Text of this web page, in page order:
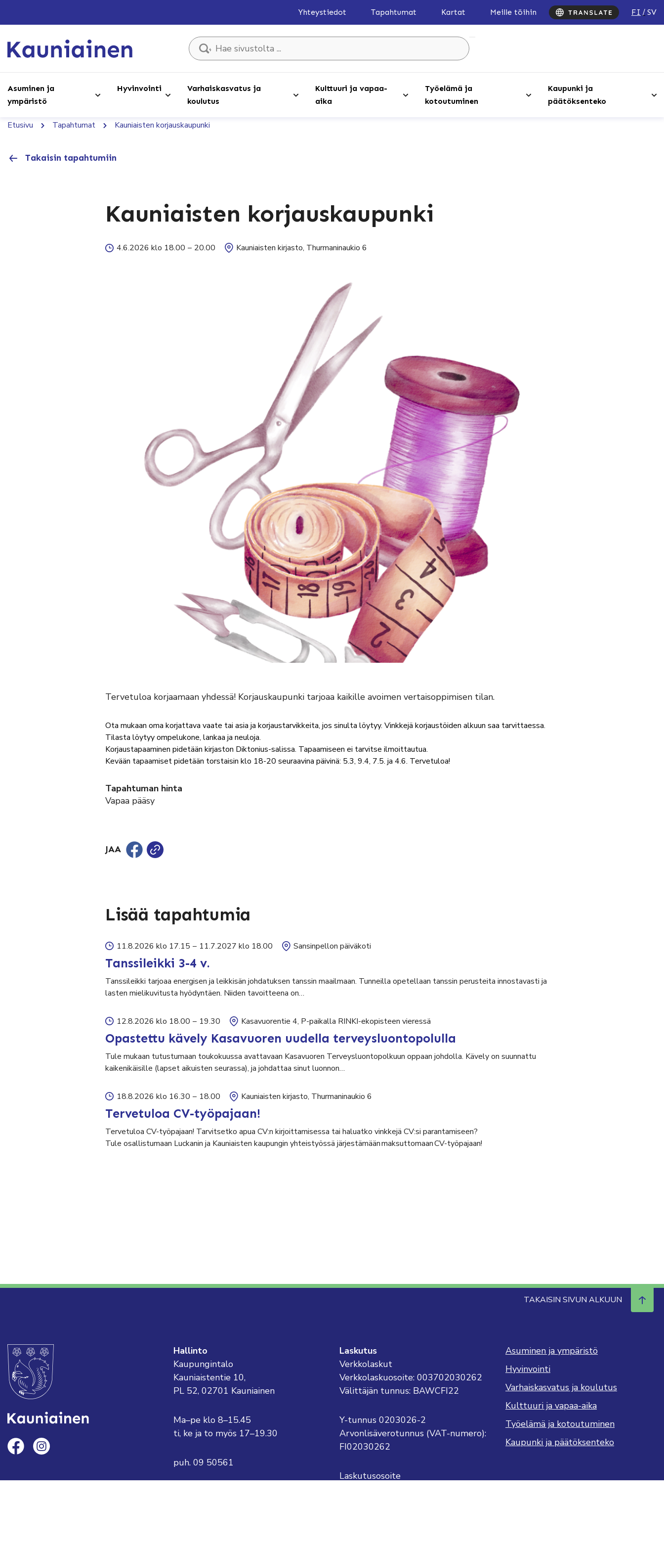
Yhteystiedot Tapahtumat Kartat Meille töihin FI SV
Hae sivustolta ...
Asuminen ja
ympäristö
Hyvinvointi
Varhaiskasvatus ja
koulutus
Kulttuuri ja vapaa-
aika
Työelämä ja
kotoutuminen
Kaupunki ja
päätöksenteko
Etusivu Tapahtumat Kauniaisten korjauskaupunki
Takaisin tapahtumiin
Kauniaisten korjauskaupunki
4.6.2026 klo 18.00 – 20.00 Kauniaisten kirjasto, Thurmaninaukio 6
Tervetuloa korjaamaan yhdessä! Korjauskaupunki tarjoaa kaikille avoimen vertaisoppimisen tilan.
Ota mukaan oma korjattava vaate tai asia ja korjaustarvikkeita, jos sinulta löytyy. Vinkkejä korjaustöiden alkuun saa tarvittaessa.
Tilasta löytyy ompelukone, lankaa ja neuloja.
Korjaustapaaminen pidetään kirjaston Diktonius-salissa. Tapaamiseen ei tarvitse ilmoittautua.
Kevään tapaamiset pidetään torstaisin klo 18-20 seuraavina päivinä: 5.3, 9.4, 7.5. ja 4.6. Tervetuloa!
Tapahtuman hinta
Vapaa pääsy
JAA
Lisää tapahtumia
11.8.2026 klo 17.15 – 11.7.2027 klo 18.00 Sansinpellon päiväkoti
Tanssileikki 3-4 v.
Tanssileikki tarjoaa energisen ja leikkisän johdatuksen tanssin maailmaan. Tunneilla opetellaan tanssin perusteita innostavasti ja
lasten mielikuvitusta hyödyntäen. Niiden tavoitteena on…
12.8.2026 klo 18.00 – 19.30 Kasavuorentie 4, P-paikalla RINKI-ekopisteen vieressä
Opastettu kävely Kasavuoren uudella terveysluontopolulla
Tule mukaan tutustumaan toukokuussa avattavaan Kasavuoren Terveysluontopolkuun oppaan johdolla. Kävely on suunnattu
kaikenikäisille (lapset aikuisten seurassa), ja johdattaa sinut luonnon…
18.8.2026 klo 16.30 – 18.00 Kauniaisten kirjasto, Thurmaninaukio 6
Tervetuloa CV-työpajaan!
Tervetuloa CV-työpajaan! Tarvitsetko apua CV:n kirjoittamisessa tai haluatko vinkkejä CV:si parantamiseen?
Tule osallistumaan Luckanin ja Kauniaisten kaupungin yhteistyössä järjestämään maksuttomaan CV-työpajaan!
TAKAISIN SIVUN ALKUUN
Hallinto
Kaupungintalo
Kauniaistentie 10,
PL 52, 02701 Kauniainen
Ma–pe klo 8–15.45
ti, ke ja to myös 17–19.30
puh. 09 50561
Laskutus
Verkkolaskut
Verkkolaskuosoite: 003702030262
Välittäjän tunnus: BAWCFI22
Y-tunnus 0203026-2
Arvonlisäverotunnus (VAT-numero):
FI02030262
Laskutusosoite
Asuminen ja ympäristö
Hyvinvointi
Varhaiskasvatus ja koulutus
Kulttuuri ja vapaa-aika
Työelämä ja kotoutuminen
Kaupunki ja päätöksenteko